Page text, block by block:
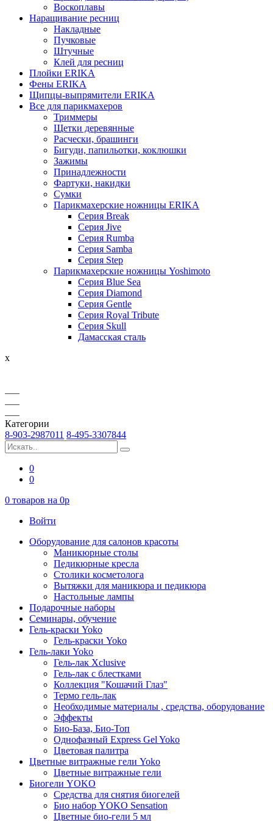
Воскоплавы
Наращивание ресниц
Накладные
Пучковые
Штучные
Клей для ресниц
Плойки ERIKA
Фены ERIKA
Щипцы-выпрямители ERIKA
Все для парикмахеров
Триммеры
Щетки деревянные
Расчески, брашинги
Бигуди, папильотки, коклюшки
Зажимы
Принадлежности
Фартуки, накидки
Сумки
Парикмахерские ножницы ERIKA
Серия Break
Серия Jive
Серия Rumba
Серия Samba
Серия Step
Парикмахерские ножницы Yoshimoto
Серия Blue Sea
Серия Diamond
Серия Gentle
Серия Royal Tribute
Серия Skull
Дамасская сталь
x
Категории
8-903-2987011 8-495-3307844
0
0
0 товаров на 0p
Войти
Оборудование для салонов красоты
Маникюрные столы
Педикюрные кресла
Столики косметолога
Вытяжки для маникюра и педикюра
Настольные лампы
Подарочные наборы
Семинары, обучение
Гель-краски Yoko
Гель-краски Yoko
Гель-лаки Yoko
Гель-лак Xclusive
Гель-лак с блестками
Коллекция "Кошачий Глаз"
Термо гель-лак
Необходимые материалы , средства, оборудование
Эффекты
Био-База, Био-Топ
Однофазный Express Gel Yoko
Цветовая палитра
Цветные витражные гели Yoko
Цветные витражные гели
Биогели YOKO
Средства для снятия биогелей
Био набор YOKO Sensation
Цветные био-гели 5 мл